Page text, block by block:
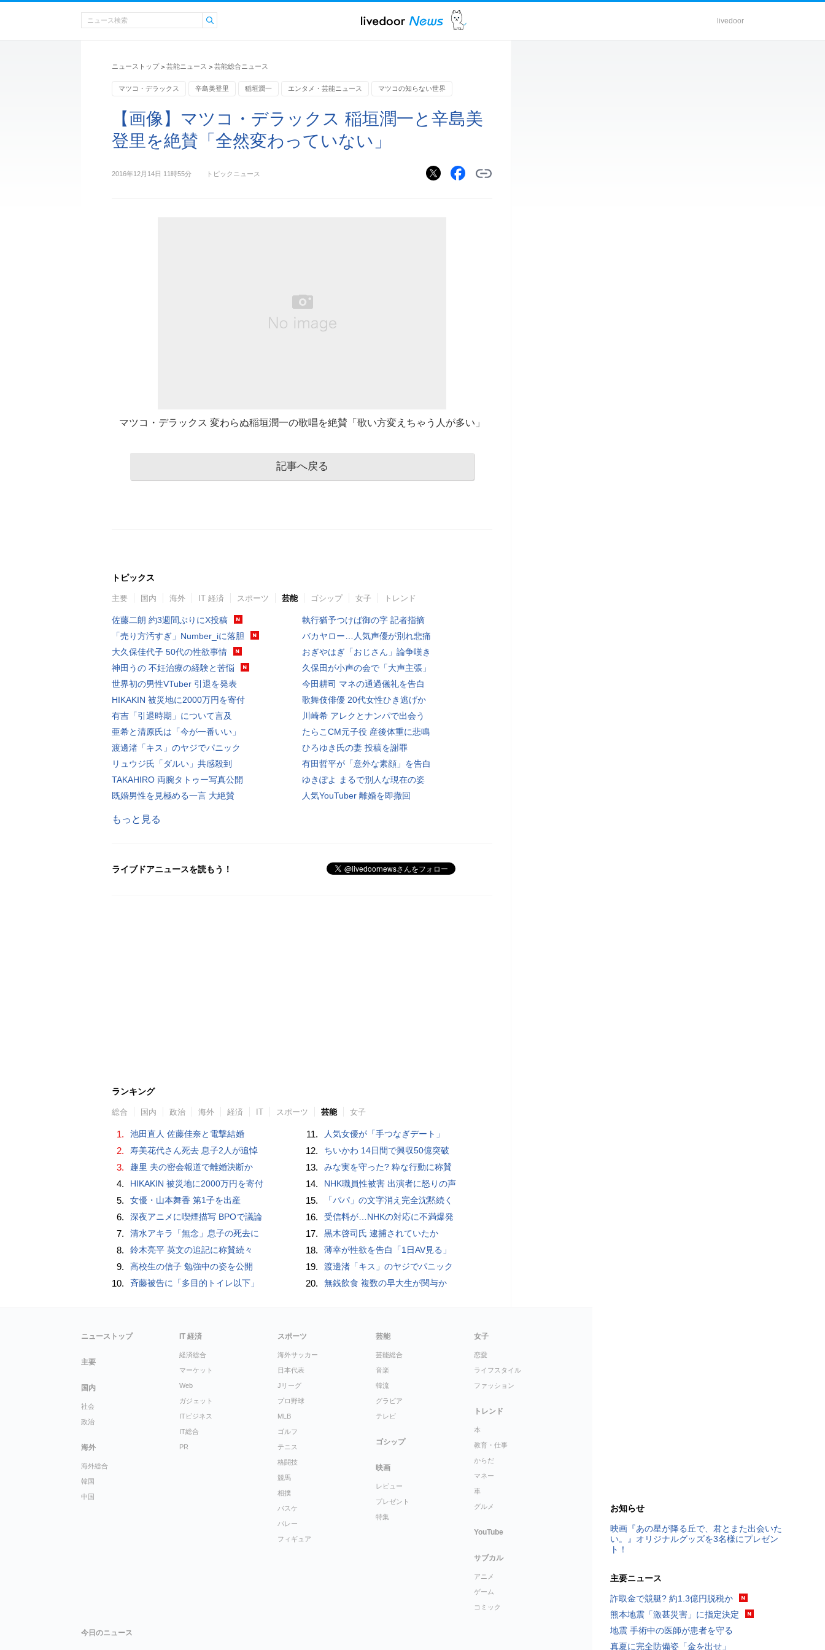
livedoor
ニューストップ > 芸能ニュース > 芸能総合ニュース
マツコ・デラックス 辛島美登里 稲垣潤一 エンタメ・芸能ニュース マツコの知らない世界
【画像】マツコ・デラックス 稲垣潤一と辛島美
登里を絶賛「全然変わっていない」
2016年12月14日 11時55分 トピックニュース
マツコ・デラックス 変わらぬ稲垣潤一の歌唱を絶賛「歌い方変えちゃう人が多い」
記事へ戻る
トピックス
主要 国内 海外 IT 経済 スポーツ 芸能 ゴシップ 女子 トレンド
佐藤二朗 約3週間ぶりにX投稿
「売り方汚すぎ」Number_iに落胆
大久保佳代子 50代の性欲事情
神田うの 不妊治療の経験と苦悩
世界初の男性VTuber 引退を発表
HIKAKIN 被災地に2000万円を寄付
有吉「引退時期」について言及
亜希と清原氏は「今が一番いい」
渡邊渚「キス」のヤジでパニック
リュウジ氏「ダルい」共感殺到
TAKAHIRO 両腕タトゥー写真公開
既婚男性を見極める一言 大絶賛
執行猶予つけば御の字 記者指摘
バカヤロー…人気声優が別れ悲痛
おぎやはぎ「おじさん」論争嘆き
久保田が小声の会で「大声主張」
今田耕司 マネの通過儀礼を告白
歌舞伎俳優 20代女性ひき逃げか
川崎希 アレクとナンパで出会う
たらこCM元子役 産後体重に悲鳴
ひろゆき氏の妻 投稿を謝罪
有田哲平が「意外な素顔」を告白
ゆきぽよ まるで別人な現在の姿
人気YouTuber 離婚を即撤回
もっと見る
ライブドアニュースを読もう！
ランキング
総合 国内 政治 海外 経済 IT スポーツ 芸能 女子
1. 池田直人 佐藤佳奈と電撃結婚
2. 寿美花代さん死去 息子2人が追悼
3. 趣里 夫の密会報道で離婚決断か
4. HIKAKIN 被災地に2000万円を寄付
5. 女優・山本舞香 第1子を出産
6. 深夜アニメに喫煙描写 BPOで議論
7. 清水アキラ「無念」息子の死去に
8. 鈴木亮平 英文の追記に称賛続々
9. 高校生の信子 勉強中の姿を公開
10. 斉藤被告に「多目的トイレ以下」
11. 人気女優が「手つなぎデート」
12. ちいかわ 14日間で興収50億突破
13. みな実を守った? 粋な行動に称賛
14. NHK職員性被害 出演者に怒りの声
15. 「パパ」の文字消え完全沈黙続く
16. 受信料が…NHKの対応に不満爆発
17. 黒木啓司氏 逮捕されていたか
18. 薄幸が性欲を告白「1日AV見る」
19. 渡邊渚「キス」のヤジでパニック
20. 無銭飲食 複数の早大生が関与か
お知らせ
映画『あの星が降る丘で、君とまた出会いた
い。』オリジナルグッズを3名様にプレゼン
ト！
主要ニュース
詐取金で競艇? 約1.3億円脱税か
熊本地震「激甚災害」に指定決定
地震 手術中の医師が患者を守る
真夏に完全防備姿「金を出せ」
ニューストップ
主要
国内
社会
政治
海外
海外総合
韓国
中国
IT 経済
経済総合
マーケット
Web
ガジェット
ITビジネス
IT総合
PR
スポーツ
海外サッカー
日本代表
Jリーグ
プロ野球
MLB
ゴルフ
テニス
格闘技
競馬
相撲
バスケ
バレー
フィギュア
芸能
芸能総合
音楽
韓流
グラビア
テレビ
ゴシップ
映画
レビュー
プレゼント
特集
女子
恋愛
ライフスタイル
ファッション
トレンド
本
教育・仕事
からだ
マネー
車
グルメ
YouTube
サブカル
アニメ
ゲーム
コミック
今日のニュース